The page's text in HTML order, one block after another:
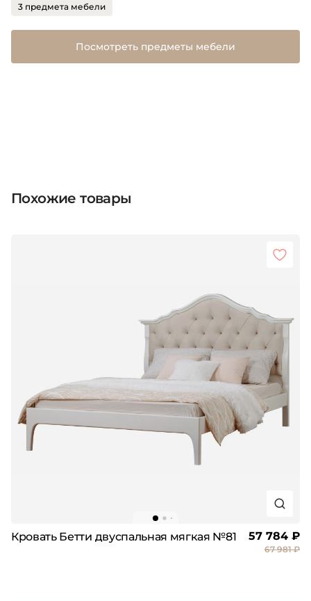
3 предмета мебели
Посмотреть предметы мебели
Похожие товары
Кровать Бетти двуспальная мягкая №81 57 784 ₽
67 981 ₽